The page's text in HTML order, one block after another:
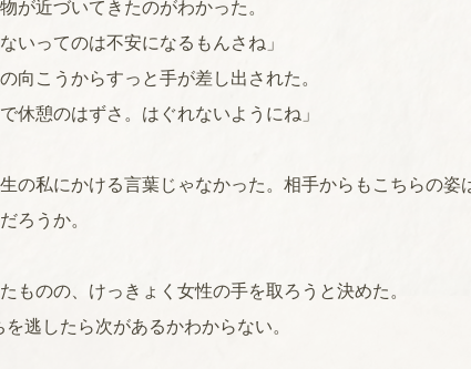
近づいてきたのがわかった。
いってのは不安になるもんさね」
向こうからすっと手が差し出された。
休憩のはずさ。はぐれないようにね」
の私にかける言葉じゃなかった。相手からもこちらの姿
ろうか。
ものの、けっきょく女性の手を取ろうと決めた。
逃したら次があるかわからない。